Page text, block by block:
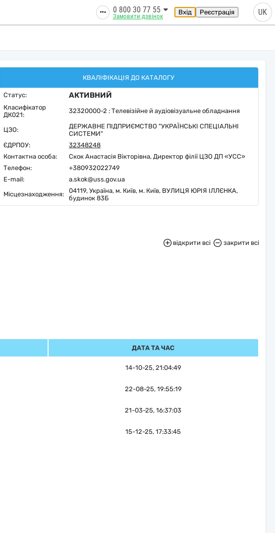
0 800 30 77 55
Замовити дзвінок Вхід Реєстрація UK
КВАЛІФІКАЦІЯ ДО КАТАЛОГУ
Статус: АКТИВНИЙ
Класифікатор
ДК021:
32320000-2 : Телевізійне й аудіовізуальне обладнання
ЦЗО:
ДЕРЖАВНЕ ПІДПРИЄМСТВО "УКРАЇНСЬКІ СПЕЦІАЛЬНІ
СИСТЕМИ"
ЄДРПОУ:
32348248
Контактна особа:
Скок Анастасія Вікторівна, Директор філії ЦЗО ДП «УСС»
Телефон:
+380932022749
E-mail:
a.skok@uss.gov.ua
Місцезнаходження:
04119,Україна, м. Київ, м. Київ, ВУЛИЦЯ ЮРІЯ ІЛЛЄНКА,
будинок 83Б
відкрити всі
закрити всі
ДАТА ТА ЧАС
14-10-25, 21:04:49
22-08-25, 19:55:19
21-03-25, 16:37:03
15-12-25, 17:33:45